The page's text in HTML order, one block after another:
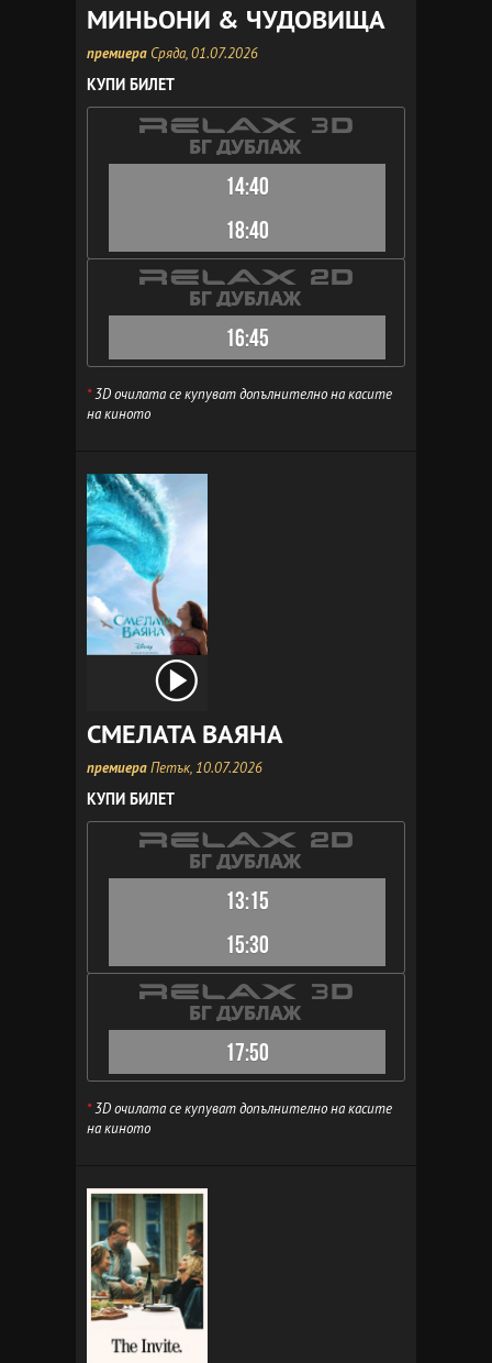
МИНЬОНИ & ЧУДОВИЩА
премиера Сряда, 01.07.2026
КУПИ БИЛЕТ
14:40
18:40
16:45
*3D очилата се купуват допълнително на касите
на киното
СМЕЛАТА ВАЯНА
премиераПетък, 10.07.2026
КУПИ БИЛЕТ
13:15
15:30
17:50
*3D очилата се купуват допълнително на касите
на киното